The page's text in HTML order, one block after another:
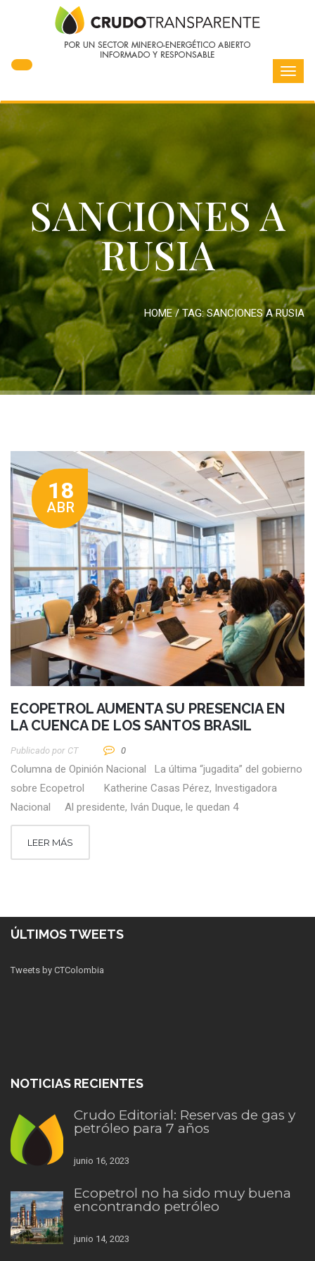
SANCIONES A
RUSIA
HOME/ TAG:SANCIONES A RUSIA
18
ABR
ECOPETROL AUMENTA SU PRESENCIA EN
LA CUENCA DE LOS SANTOS BRASIL
Publicado por CT 0
Columna de Opinión Nacional La última “jugadita” del gobierno
sobre Ecopetrol Katherine Casas Pérez, Investigadora
Nacional Al presidente, Iván Duque, le quedan 4
LEER MÁS
ÚLTIMOS TWEETS
Tweets by CTColombia
NOTICIAS RECIENTES
Crudo Editorial: Reservas de gas y
petróleo para 7 años
junio 16, 2023
Ecopetrol no ha sido muy buena
encontrando petróleo
junio 14, 2023